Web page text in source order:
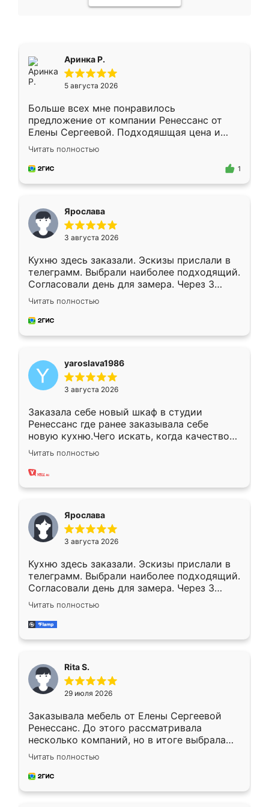
Аринка Р.
5 августа 2026
Больше всех мне понравилось
предложение от компании Ренессанс от
Елены Сергеевой. Подходяшщая цена и
короткие сроки изготовления. Приехавший
для замера сотрудник Владислав
предложил по моему эскизу самый
Читать полностью
1
Ярослава
3 августа 2026
Кухню здесь заказали. Эскизы прислали в
телеграмм. Выбрали наиболее подходящий.
Согласовали день для замера. Через 3
недели кухня была уже готова. Остались
довольны работой. Спасибо Ренессанс
мебель за качественную работу!
Читать полностью
yaroslava1986
3 августа 2026
Заказала себе новый шкаф в студии
Ренессанс где ранее заказывала себе
новую кухню.Чего искать, когда качеством
вполне довольна. Служит кухня уже почти
два года, нареканий нет.
Читать полностью
Ярослава
3 августа 2026
Кухню здесь заказали. Эскизы прислали в
телеграмм. Выбрали наиболее подходящий.
Согласовали день для замера. Через 3
недели кухня была уже готова. Остались
довольны работой. Спасибо Ренессанс
мебель за качественную работу!
Читать полностью
Rita S.
29 июля 2026
Заказывала мебель от Елены Сергеевой
Ренессанс. До этого рассматривала
несколько компаний, но в итоге выбрала
эту. Сначала обговорили условия, потом
приехал замерщик, всё спокойно объяснил
и снял размеры. Изготовили в срок, с
Читать полностью